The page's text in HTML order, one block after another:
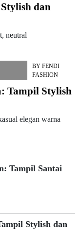
dan
neutral
BYFENDI
FASHION
Tampil Stylish
elegan warna
Tampil Santai
Stylish dan